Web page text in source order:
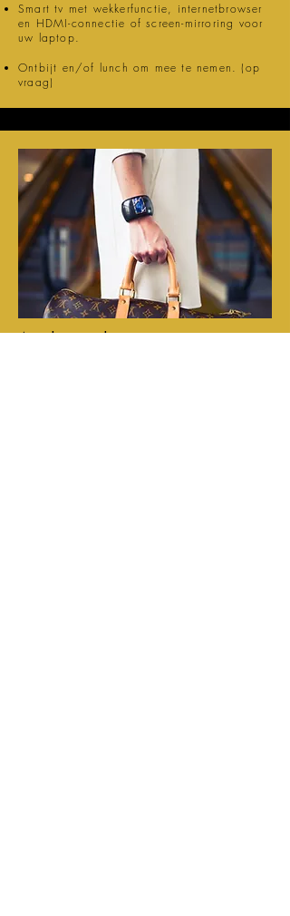
Smart tv met wekkerfunctie, internetbrowser
en HDMI-connectie of screen-mirroring voor
uw laptop.
Ontbijt en/of lunch om mee te nemen. (op
vraag)
Andere diensten